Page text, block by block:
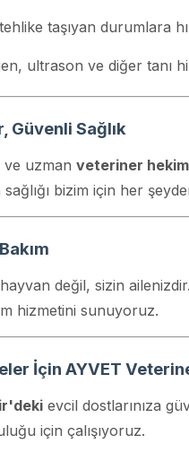
taşıyan durumlara
ultrason ve diğer tanı
Güvenli Sağlık
ve uzman veteriner
sağlığı bizim için her
değil, sizin
hizmetini sunuyoruz.
İçin AYVET
evcil dostlarınıza
için çalışıyoruz.